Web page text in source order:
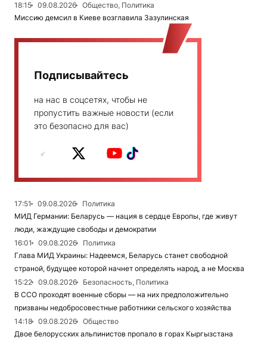
18:15
09.08.2026
Общество, Политика
Миссию демсил в Киеве возглавила Зазулинская
Подписывайтесь
на нас в соцсетях, чтобы не
пропустить важные новости (если
это безопасно для вас)
17:51 09.08.2026
Политика
МИД Германии: Беларусь — нация в сердце Европы, где живут
люди, жаждущие свободы и демократии
16:01
09.08.2026
Политика
Глава МИД Украины: Надеемся, Беларусь станет свободной
страной, будущее которой начнет определять народ, а не Москва
15:22
09.08.2026
Безопасность, Политика
В ССО проходят военные сборы — на них предположительно
призваны недобросовестные работники сельского хозяйства
14:18
09.08.2026
Общество
Двое белорусских альпинистов пропало в горах Кыргызстана